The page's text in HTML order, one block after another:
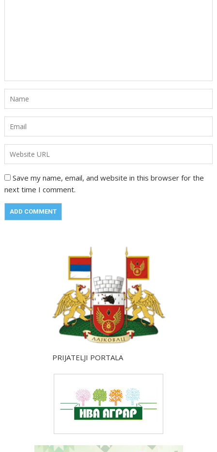
Save my name, email, and website in this browser for the
next time I comment.
PRIJATELJI PORTALA